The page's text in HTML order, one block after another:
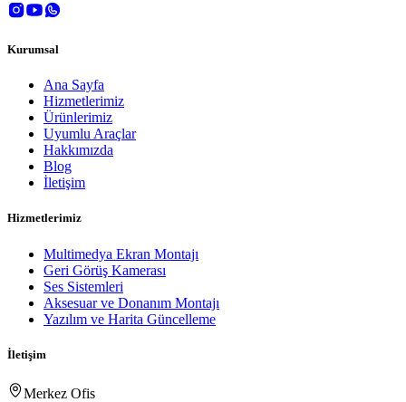
Kurumsal
Ana Sayfa
Hizmetlerimiz
Ürünlerimiz
Uyumlu Araçlar
Hakkımızda
Blog
İletişim
Hizmetlerimiz
Multimedya Ekran Montajı
Geri Görüş Kamerası
Ses Sistemleri
Aksesuar ve Donanım Montajı
Yazılım ve Harita Güncelleme
İletişim
Merkez Ofis